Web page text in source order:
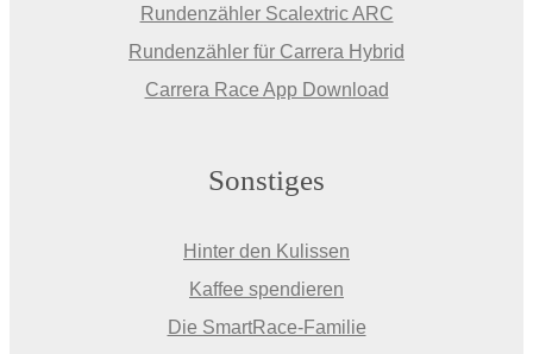
Rundenzähler Scalextric ARC
Rundenzähler für Carrera Hybrid
Carrera Race App Download
Sonstiges
Hinter den Kulissen
Kaffee spendieren
Die SmartRace-Familie